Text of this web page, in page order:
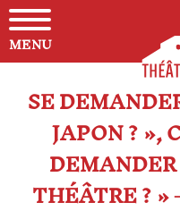
MENU
SE
JAPON ? »,
THÉÂTRE ?